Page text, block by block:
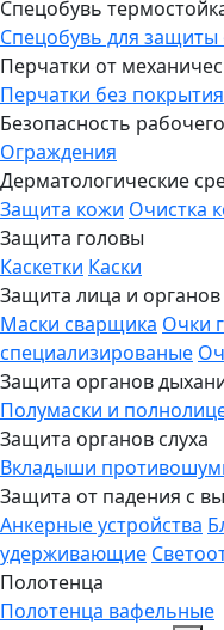
Спецобувь
Спецобувь для защиты
Перчатки от
Перчатки без покрытия
Безопасность
Ограждения
Дерматологические
Защита кожи Очистка
Защита головы
Каскетки Каски
Защита лица и органов
Маски сварщика Очки
специализированые
Защита органов
Полумаски и
Защита органов слуха
Вкладыши
Защита от падения с
Анкерные устройства
удерживающие
Полотенца
Полотенца вафельные